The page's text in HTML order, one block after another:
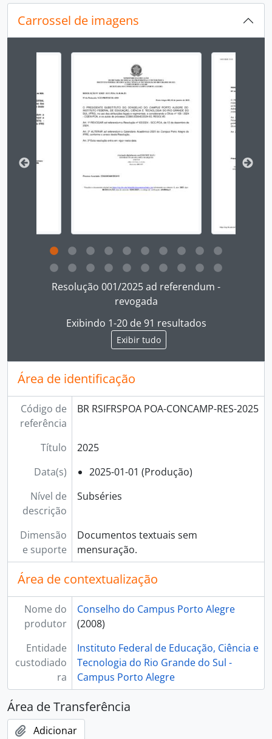
[Item] Resolução 009/2025 ad referendum
[Item] Resolução 010/2025 ad referendum
[Item] Resolução 011/2025 ad referendum
[Item] Resolução 012/2025 ad referendum
[Item] Resolução 013/2025 ad referendum
[Item] Resolução 014/2025 ad referendum - revogada
[Item] Resolução 015/2025
[Item] Resolução 016/2025
[Item] Resolução 017/2025
[Item] Resolução 018/2025
[Item] Resolução 019/2025
[Item] Resolução 020/2025
[Item] Resolução 026/2025
[Item] Resolução 027/2025
[Item] Resolução 028/2025
[Item] Resolução 029/2025 ad referendum
[Item] Resolução 031/2025 ad referendum - revogada
[Item] Resolução 032/2025
[Item] Resolução 034/2025
[Item] Resolução 035/2025
[Item] Resolução 036/2025
[Item] Resolução 037/2025
[Item] Resolução 039/2025 ad referendum
[Item] Resolução 041/2025 ad referendum
[Item] Resolução 043/2025
[Item] Resolução 045/2025 - Cancelado no SIPAC
[Item] Resolução 046/2025
[Item] Resolução 047/2025
[Item] Resolução 048/2025
[Item] Resolução 049/2025 ad referendum
[Item] Resolução 050/2025 ad referendum
[Item] Resolução 051/2025 ad referendum
[Item] Resolução 053/2025 ad referendum
[Item] Resolução 054/2025
[Item] Resolução 055/2025
[Item] Resolução 056/2025
[Item] Resolução 057/2025
Carrossel de imagens
Ao alterar o slide atual deste carrossel, o título
Ao clicar no link deste título da descrição a
Resolução 001/2025 ad referendum -
revogada
Exibindo 1-20 de 91 resultados
Exibir tudo
Área de identificação
Código de
referência
BR RSIFRSPOA POA-CONCAMP-RES-2025
Título
2025
Data(s)
2025-01-01 (Produção)
Nível de
descrição
Subséries
Dimensão
e suporte
Documentos textuais sem
mensuração.
Área de contextualização
Nome do
produtor
Conselho do Campus Porto Alegre
(2008)
Entidade
custodiado
ra
Instituto Federal de Educação, Ciência e
Tecnologia do Rio Grande do Sul -
Campus Porto Alegre
Área de Transferência
Adicionar